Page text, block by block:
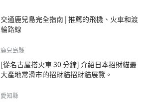
交通鹿兒島完全指南 | 推薦的飛機、火車和渡
輪路線
鹿兒島縣
[從名古屋搭火車 30 分鐘] 介紹日本招財貓最
大產地常滑市的招財貓招財貓展覽。
愛知縣